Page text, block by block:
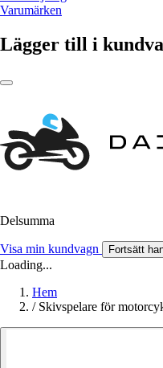
Varumärken
Lägger till i
Delsumma
Visa min kundvagn Fortsätt
Loading...
Hem
/ Skivspelare för